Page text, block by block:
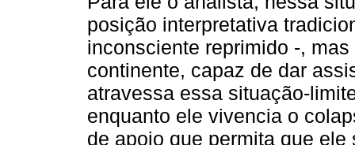
posição interpretativa
inconsciente reprimido -,
continente, capaz de dar
atravessa essa situação-
enquanto ele vivencia o
de apoio que permita que